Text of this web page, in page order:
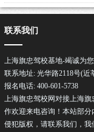
联系我们
上海旗忠驾校基地-竭诚为您
联系地址: 光华路2118号(近
报名电话: 400-601-5738
上海旗忠驾校网对接上海旗
作欢迎来电咨询！本站部
侵犯版权，请联系我们，我